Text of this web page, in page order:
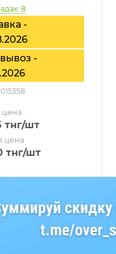
8
-
-
тнг/шт
цена
тнг/шт